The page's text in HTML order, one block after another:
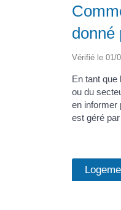
donné
Vérifié le 01/
En tant que
ou du
en informer
est géré